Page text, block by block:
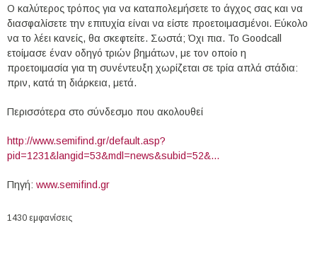
Ο καλύτερος τρόπος για να καταπολεμήσετε το άγχος σας και να
διασφαλίσετε την επιτυχία είναι να είστε προετοιμασμένοι. Εύκολο
να το λέει κανείς, θα σκεφτείτε. Σωστά; Όχι πια. Το Goodcall
ετοίμασε έναν οδηγό τριών βημάτων, με τον οποίο η
προετοιμασία για τη συνέντευξη χωρίζεται σε τρία απλά στάδια:
πριν, κατά τη διάρκεια, μετά.
Περισσότερα στο σύνδεσμο που ακολουθεί
http://www.semifind.gr/default.asp?
pid=1231&langid=53&mdl=news&subid=52&...
Πηγή: www.semifind.gr
1430 εμφανίσεις